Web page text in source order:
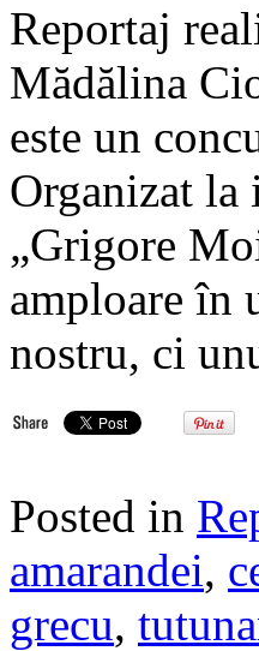
Reportaj
Mădălina
este un
Organizat
„Grigore
amploare în
nostru, ci
Posted in
amarandei,
grecu,